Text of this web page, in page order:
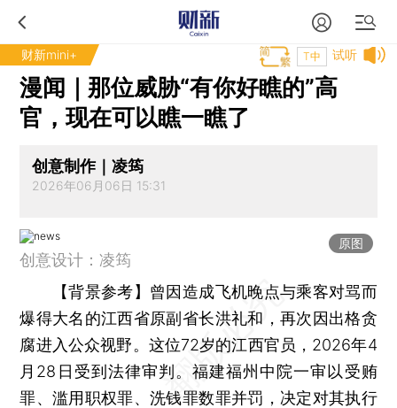
财新mini+ 试听
T中
漫闻｜那位威胁“有你好瞧的”高
官，现在可以瞧一瞧了
创意制作｜凌筠
2026年06月06日 15:31
原图
创意设计：凌筠
【背景参考】 曾因造成飞机晚点与乘客对骂而
爆得大名的江西省原副省长洪礼和，再次因出格贪
腐进入公众视野。这位72岁的江西官员，2026年4
月28日受到法律审判。福建福州中院一审以受贿
罪、滥用职权罪、洗钱罪数罪并罚，决定对其执行